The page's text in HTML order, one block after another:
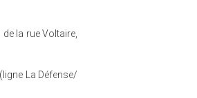
la rue Voltaire,
La Défense/